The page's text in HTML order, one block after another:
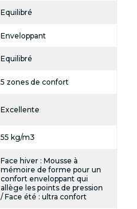
Equilibré
Enveloppant
Equilibré
5 zones de confort
Excellente
55 kg/m3
Face hiver : Mousse à
mémoire de forme pour un
confort enveloppant qui
allège les points de pression
/ Face été : ultra confort